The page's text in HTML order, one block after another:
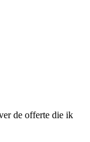
de offerte die ik